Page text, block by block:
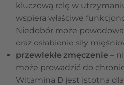
kluczową rolę w
wspiera właściwe
Niedobór może
oraz osłabienie siły
przewlekłe zmęczenie –
może prowadzić do
Witamina D jest istotna